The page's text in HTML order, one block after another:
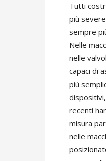
Tutti
più
sempre
Nelle
nelle
capaci di
più
recenti
misura
nelle